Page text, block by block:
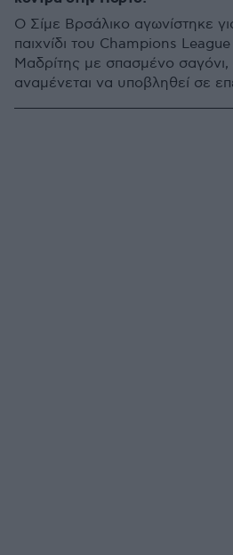
Ο Σίμε Βρσάλικο αγωνίστηκε
παιχνίδι του Champions
Μαδρίτης με σπασμένο
αναμένεται να υποβληθεί σε